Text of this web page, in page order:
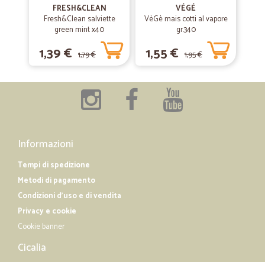
Tutto ok comodo e veloce lo consiglio.
15/01/2019
—Alfredo T.
Quello che ho ordinato e arrivato nei…
Quello che ho ordinato e arrivato nei tempi corretti Buona giornata
FRESH&CLEAN
Fresh&Clean salviette
green mint x40
1,39 € 1,79 €
VÉGÉ
VèGè mais cotti al vapore
gr.340
1,55 € 1,95 €
Informazioni
Tempi di spedizione
Metodi di pagamento
Condizioni d'uso e di vendita
Privacy e cookie
Cookie banner
Cicalia